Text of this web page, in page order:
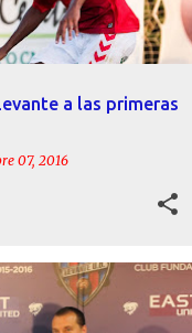
a las primeras
07, 2016
LEVANTE +1